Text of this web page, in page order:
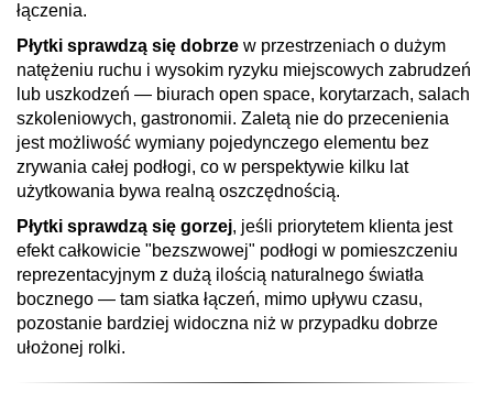
łączenia.
Płytki sprawdzą się dobrze w przestrzeniach o dużym
natężeniu ruchu i wysokim ryzyku miejscowych zabrudzeń
lub uszkodzeń — biurach open space, korytarzach, salach
szkoleniowych, gastronomii. Zaletą nie do przecenienia
jest możliwość wymiany pojedynczego elementu bez
zrywania całej podłogi, co w perspektywie kilku lat
użytkowania bywa realną oszczędnością.
Płytki sprawdzą się gorzej, jeśli priorytetem klienta jest
efekt całkowicie "bezszwowej" podłogi w pomieszczeniu
reprezentacyjnym z dużą ilością naturalnego światła
bocznego — tam siatka łączeń, mimo upływu czasu,
pozostanie bardziej widoczna niż w przypadku dobrze
ułożonej rolki.